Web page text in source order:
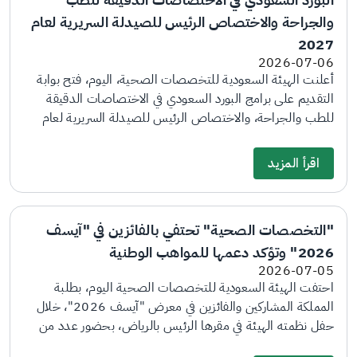
والجراحة والاختصاص الرئيس للصيدلة السريرية لعام
2027
2026-07-06
أعلنت الهيئة السعودية للتخصصات الصحية، اليوم، فتح بوابة
التقديم على برامج البورد السعودي في الاختصاصات الدقيقة
للطب والجراحة، والاختصاص الرئيس للصيدلة السريرية لعام
سبتمبر، وآخر موعد لترتيب رغبات المرشحين لأفضلية المراكز
3 سبتمبر. وبينت أنه سيتم بعد ذلك إجراء المطابقة النهائية
وسيكون إعلان النتائج بالنسبة للاختصاصات الدقيقة للطب
والجراحة في 9 نوفمبر القادم، فيما سيكون إعلان النتائج لبرامج
الاختصاص الرئيس للصيدلة السريرية في 16 نوفمبر القادم
وستكون بداية برامج التدريب في 1 يناير 2027. ودعت الهيئة
الراغبين بالتقديم مراجعة المتطلبات الخاصة بالتقديم والمعلنة
اقرأ المزيد
"التخصصات الصحية" تحتفي بالفائزين في "آيسف
2026" وتؤكد دعمها للمواهب الوطنية
2026-07-05
احتفت الهيئة السعودية للتخصصات الصحية اليوم، بطلبة
المملكة المشاركين والفائزين في معرض "آيسف 2026"، خلال
حفل نظمته الهيئة في مقرها الرئيس بالرياض، بحضور عدد من